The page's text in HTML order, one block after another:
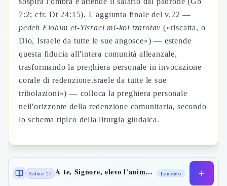
7:2; cfr. Dt 24:15). L'aggiunta finale del v.22 —
pedeh Elohim et-Yisrael mi-kol tzarotav («riscatta, o
Dio, Israele da tutte le sue angosce») — estende
questa fiducia all'intera comunità alleanzale,
trasformando la preghiera personale in invocazione
corale di redenzione.sraele da tutte le sue
tribolazioni») — colloca la preghiera personale
nell'orizzonte della redenzione comunitaria, secondo
lo schema tipico della liturgia giudaica.
Salmo 25 A te, Signore, elevo l'anima mia Lamento